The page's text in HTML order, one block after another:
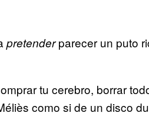
pretenderparecer un puto
tu cerebro, borrar
como si de un disco